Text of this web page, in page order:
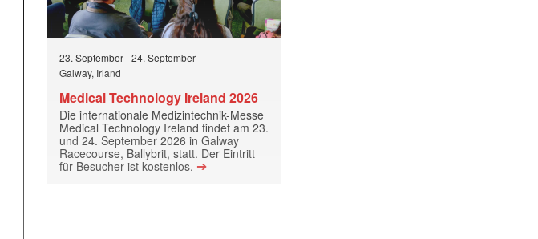
23. September-24. September
Galway, Irland
Medical Technology Ireland 2026
Die internationale Medizintechnik-Messe
Medical Technology Ireland findet am 23.
und 24. September 2026 in Galway
Racecourse, Ballybrit, statt. Der Eintritt
für Besucher ist kostenlos. ➔